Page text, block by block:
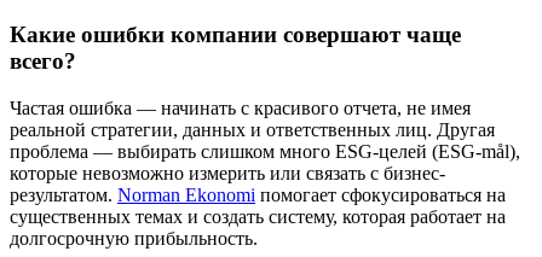
Какие ошибки компании совершают чаще
всего?
Частая ошибка — начинать с красивого отчета, не имея
реальной стратегии, данных и ответственных лиц. Другая
проблема — выбирать слишком много ESG-целей (ESG-mål),
которые невозможно измерить или связать с бизнес-
результатом. Norman Ekonomi помогает сфокусироваться на
существенных темах и создать систему, которая работает на
долгосрочную прибыльность.